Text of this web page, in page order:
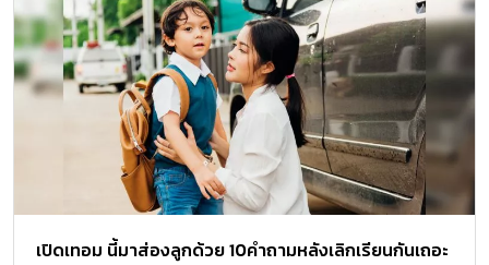
เปิดเทอม นี้มาส่องลูกด้วย 10คำถามหลังเลิกเรียนกันเถอะ